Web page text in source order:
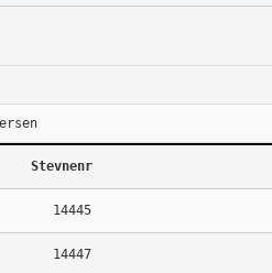
Stevnenr
14445
14447